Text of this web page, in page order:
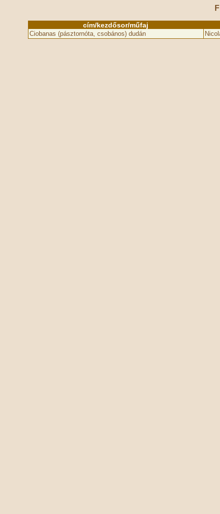
cím/kezdősor/műfaj
Ciobanas (pásztornóta, csobános) dudán